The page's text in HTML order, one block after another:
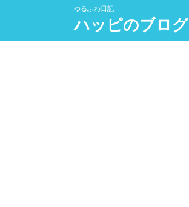
ゆるふわ日記
ハッピのブログ